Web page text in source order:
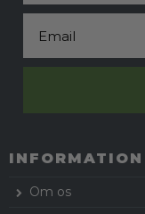
INFORMATION
Om os